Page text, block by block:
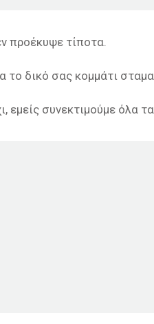
προέκυψε τίποτα.
το δικό σας κομμάτι
εμείς συνεκτιμούμε όλα